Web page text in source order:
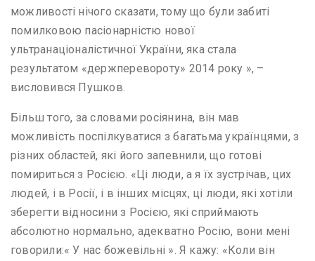
можливості нічого сказати, тому що були забиті
помилковою пасіонарністю нової
ультранаціоналістичної України, яка стала
результатом «держперевороту» 2014 року », –
висловився Пушков.
Більш того, за словами росіянина, він мав
можливість поспілкуватися з багатьма українцями, з
різних областей, які його запевнили, що готові
помириться з Росією. «Ці люди, а я їх зустрічав, цих
людей, і в Росії, і в інших місцях, ці люди, які хотіли
зберегти відносини з Росією, які сприймають
абсолютно нормально, адекватно Росію, вони мені
говорили:« У нас божевільні ». Я кажу: «Коли він